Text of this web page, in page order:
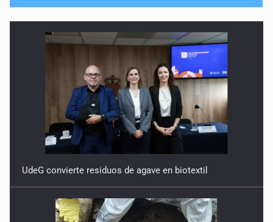
No hay problema de salud
11 de Julio de 2026
Detienen en Tlajomulco a hombre con dos armas de fuego
y más de 50 cartuchos
10 de Julio de 2026
Instalan mesa de seguridad para conductores de ERT
Que tiradero
10 de Julio de 2026
UdeG convierte residuos de agave en biotextil